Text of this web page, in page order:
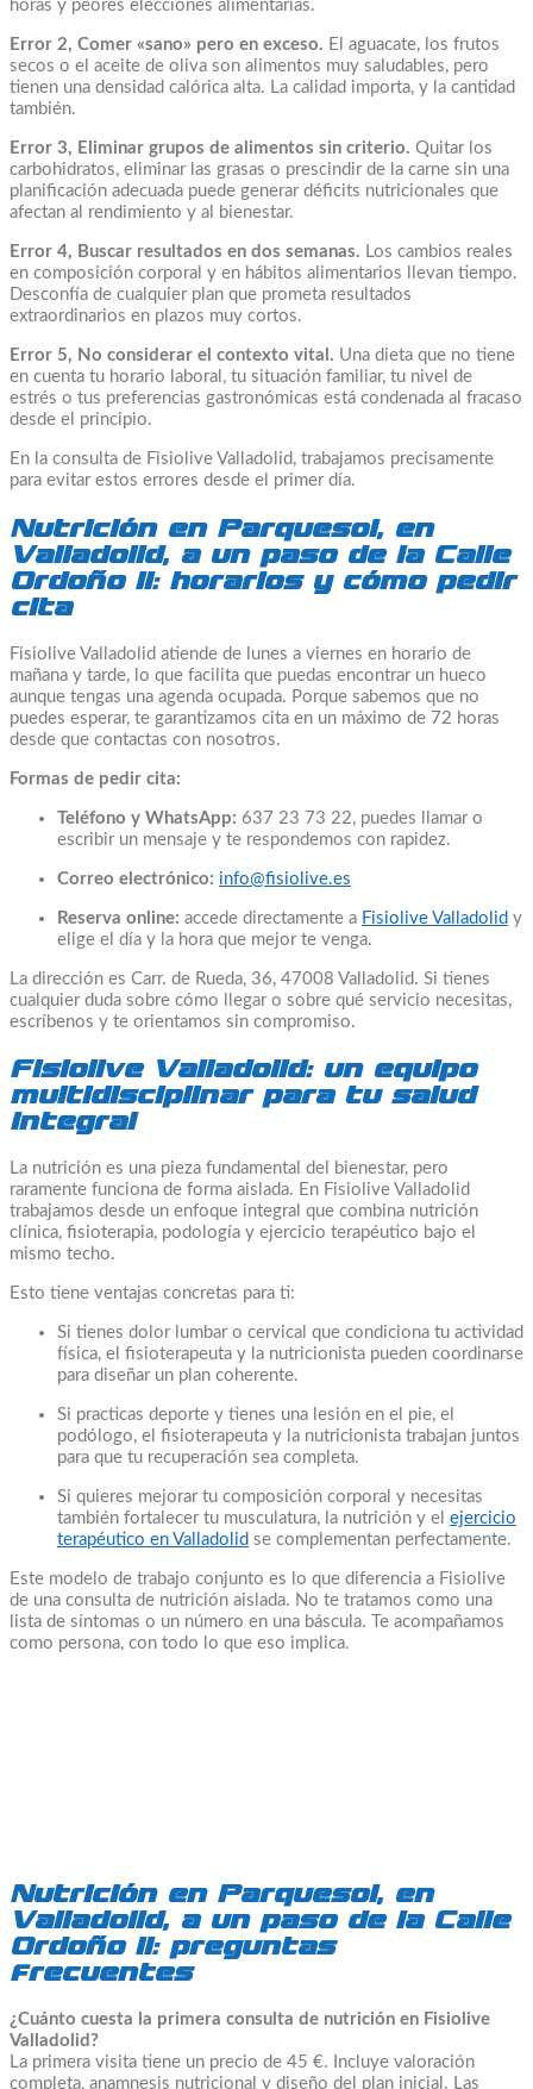
horas y peores elecciones alimentarias.
Error 2, Comer «sano» pero en exceso. El aguacate, los frutos
secos o el aceite de oliva son alimentos muy saludables, pero
tienen una densidad calórica alta. La calidad importa, y la cantidad
también.
Error 3, Eliminar grupos de alimentos sin criterio. Quitar los
carbohidratos, eliminar las grasas o prescindir de la carne sin una
planificación adecuada puede generar déficits nutricionales que
afectan al rendimiento y al bienestar.
Error 4, Buscar resultados en dos semanas. Los cambios reales
en composición corporal y en hábitos alimentarios llevan tiempo.
Desconfía de cualquier plan que prometa resultados
extraordinarios en plazos muy cortos.
Error 5, No considerar el contexto vital. Una dieta que no tiene
en cuenta tu horario laboral, tu situación familiar, tu nivel de
estrés o tus preferencias gastronómicas está condenada al fracaso
desde el principio.
En la consulta de Fisiolive Valladolid, trabajamos precisamente
para evitar estos errores desde el primer día.
Nutrición en Parquesol, en
Valladolid, a un paso de la Calle
Ordoño II: horarios y cómo pedir
cita
Fisiolive Valladolid atiende de lunes a viernes en horario de
mañana y tarde, lo que facilita que puedas encontrar un hueco
aunque tengas una agenda ocupada. Porque sabemos que no
puedes esperar, te garantizamos cita en un máximo de 72 horas
desde que contactas con nosotros.
Formas de pedir cita:
Teléfono y WhatsApp: 637 23 73 22, puedes llamar o
escribir un mensaje y te respondemos con rapidez.
Correo electrónico: info@fisiolive.es
Reserva online: accede directamente a Fisiolive Valladolid y
elige el día y la hora que mejor te venga.
La dirección es Carr. de Rueda, 36, 47008 Valladolid. Si tienes
cualquier duda sobre cómo llegar o sobre qué servicio necesitas,
escríbenos y te orientamos sin compromiso.
Fisiolive Valladolid: un equipo
multidisciplinar para tu salud
integral
La nutrición es una pieza fundamental del bienestar, pero
raramente funciona de forma aislada. En Fisiolive Valladolid
trabajamos desde un enfoque integral que combina nutrición
clínica, fisioterapia, podología y ejercicio terapéutico bajo el
mismo techo.
Esto tiene ventajas concretas para ti:
Si tienes dolor lumbar o cervical que condiciona tu actividad
física, el fisioterapeuta y la nutricionista pueden coordinarse
para diseñar un plan coherente.
Si practicas deporte y tienes una lesión en el pie, el
podólogo, el fisioterapeuta y la nutricionista trabajan juntos
para que tu recuperación sea completa.
Si quieres mejorar tu composición corporal y necesitas
también fortalecer tu musculatura, la nutrición y el ejercicio
terapéutico en Valladolid se complementan perfectamente.
Este modelo de trabajo conjunto es lo que diferencia a Fisiolive
de una consulta de nutrición aislada. No te tratamos como una
lista de síntomas o un número en una báscula. Te acompañamos
como persona, con todo lo que eso implica.
Nutrición en Parquesol, en
Valladolid, a un paso de la Calle
Ordoño II: preguntas
frecuentes
¿Cuánto cuesta la primera consulta de nutrición en Fisiolive
Valladolid?
La primera visita tiene un precio de 45 €. Incluye valoración
completa, anamnesis nutricional y diseño del plan inicial. Las